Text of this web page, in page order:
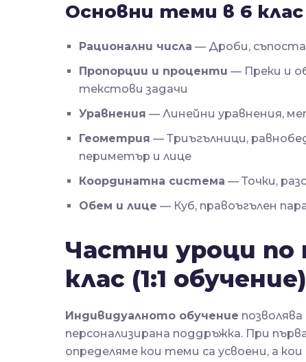
Основни теми в 6
Рационални числа — Дроби,
Пропорции и проценти — Преки и
текстови задачи
Уравнения — Линейни уравнения,
Геометрия — Триъгълници,
периметър и лице
Координатна система — Точки,
Обем и лице — Куб, правоъгълен
Частни уроци
клас (1:1 обучение)
Индивидуалното обучение
персонализирана поддръжка. При
определяме кои теми са усвоени, а